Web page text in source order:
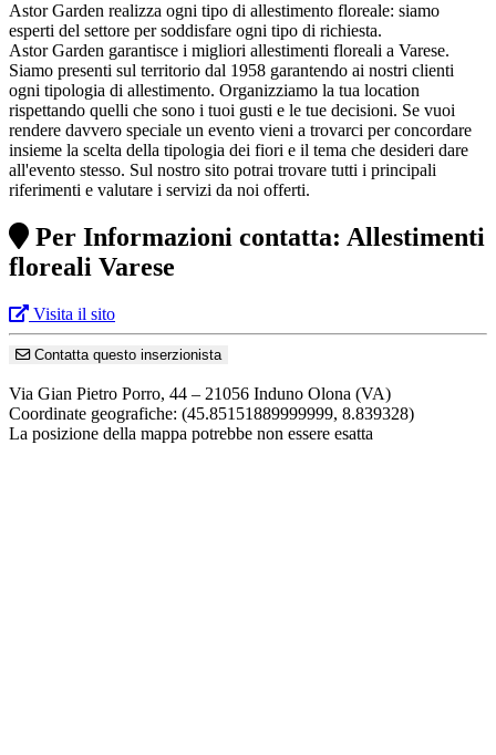
Astor Garden realizza ogni tipo di allestimento floreale: siamo
esperti del settore per soddisfare ogni tipo di richiesta.
Astor Garden garantisce i migliori allestimenti floreali a Varese.
Siamo presenti sul territorio dal 1958 garantendo ai nostri clienti
ogni tipologia di allestimento. Organizziamo la tua location
rispettando quelli che sono i tuoi gusti e le tue decisioni. Se vuoi
rendere davvero speciale un evento vieni a trovarci per concordare
insieme la scelta della tipologia dei fiori e il tema che desideri dare
all'evento stesso. Sul nostro sito potrai trovare tutti i principali
riferimenti e valutare i servizi da noi offerti.
Per Informazioni contatta: Allestimenti
floreali Varese
Visita il sito
Contatta questo inserzionista
Via Gian Pietro Porro, 44 – 21056 Induno Olona (VA)
Coordinate geografiche: (45.85151889999999, 8.839328)
La posizione della mappa potrebbe non essere esatta